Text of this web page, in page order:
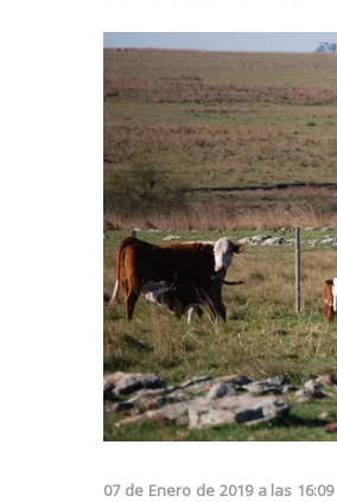
07 de Enero de 2019 a las 16:09